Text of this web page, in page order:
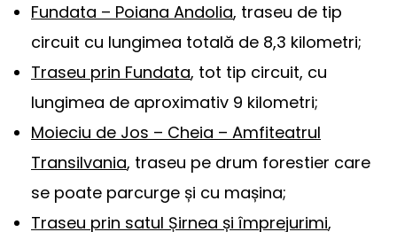
Fundata – Poiana Andolia, traseu de tip
circuit cu lungimea totală de 8,3 kilometri;
Traseu prin Fundata, tot tip circuit, cu
lungimea de aproximativ 9 kilometri;
Moieciu de Jos – Cheia – Amfiteatrul
Transilvania, traseu pe drum forestier care
se poate parcurge și cu mașina;
Traseu prin satul Șirnea și împrejurimi,